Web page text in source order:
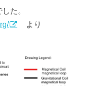
た。
より